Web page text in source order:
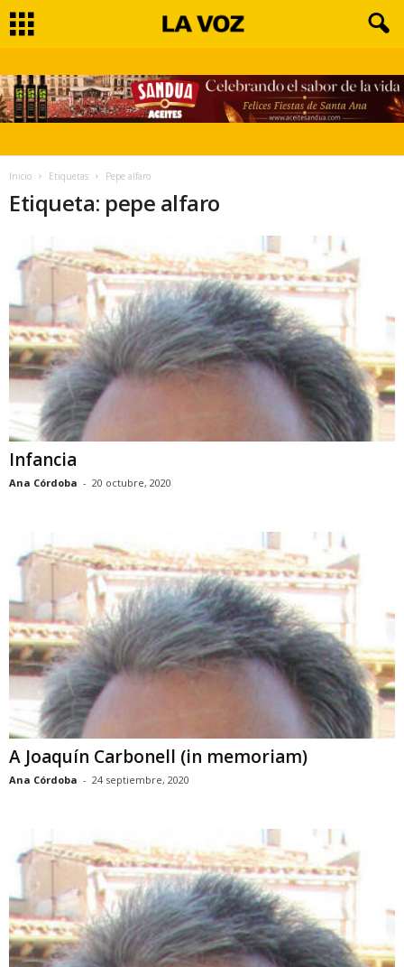
Inicio Etiquetas Pepe alfaro
Etiqueta: pepe alfaro
Infancia
Ana Córdoba - 20 octubre, 2020
A Joaquín Carbonell (in memoriam)
Ana Córdoba - 24 septiembre, 2020